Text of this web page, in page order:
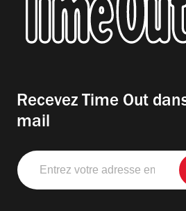
Recevez Time Out
mail
Entrez
votre
adresse